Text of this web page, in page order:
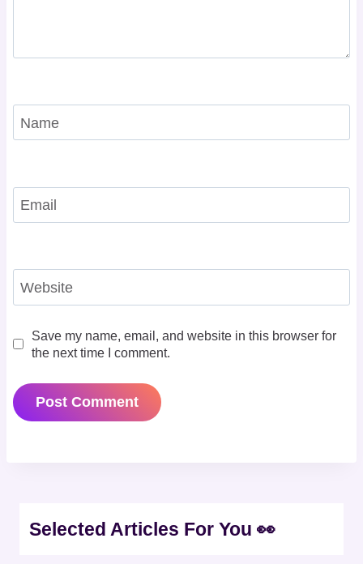
Name
Email
Website
Save my name, email, and website in this browser for
the next time I comment.
Selected Articles For You 👀